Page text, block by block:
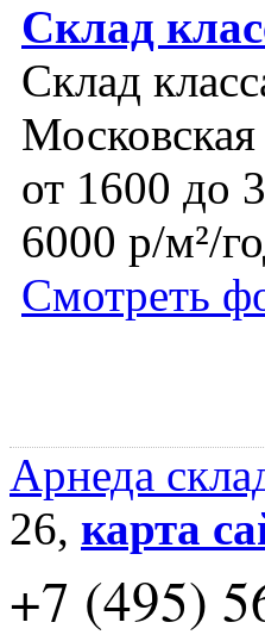
Склад
Склад
от 1600 до
6000 р/м²/
Смотреть
Арнеда
26, карта
+7 (495)